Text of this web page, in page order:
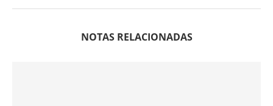
NOTAS RELACIONADAS